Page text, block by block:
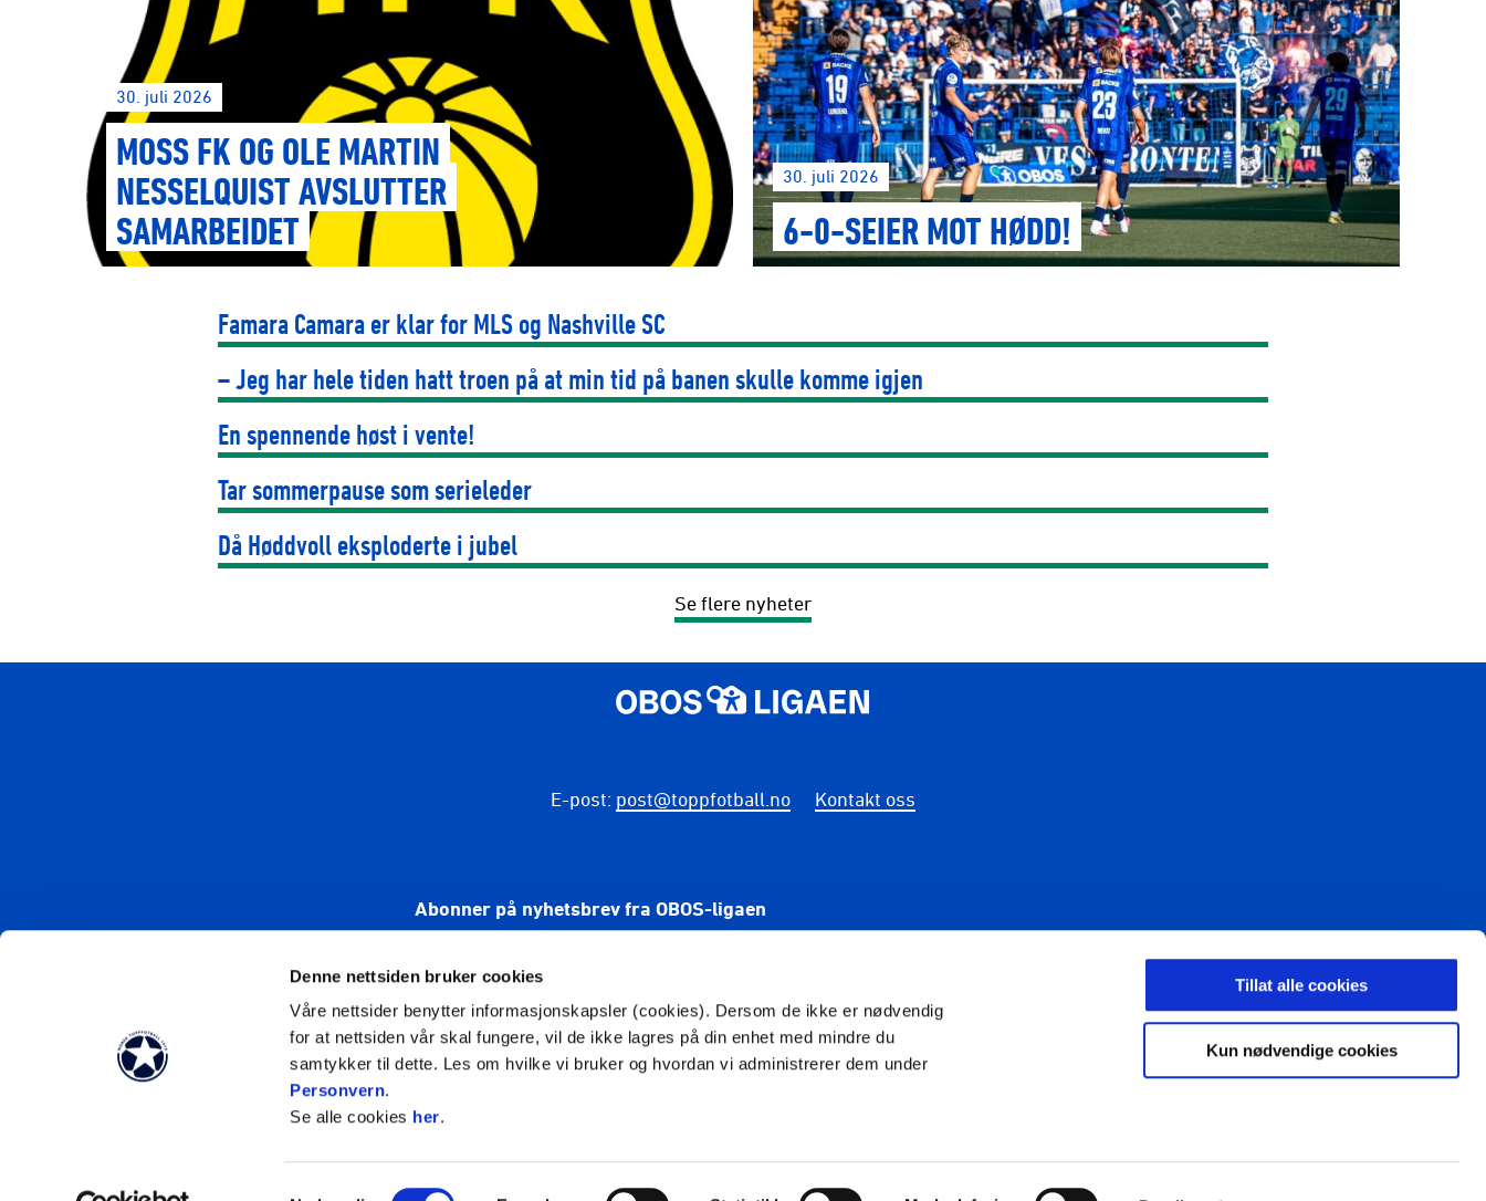
Denne nettsiden bruker cookies
Våre nettsider benytter informasjonskapsler (cookies). Dersom de ikke er nødvendig
for at nettsiden vår skal fungere, vil de ikke lagres på din enhet med mindre du
samtykker til dette. Les om hvilke vi bruker og hvordan vi administrerer dem under
Personvern.
Se alle cookies her.
Samtykkevalg
Tillat alle cookies
Kun nødvendige cookies
30. juli 2026
MOSS FK OG OLE MARTIN
NESSELQUIST AVSLUTTER
SAMARBEIDET
30. juli 2026
6-0-SEIER MOT HØDD!
Famara Camara er klar for MLS og Nashville SC
– Jeg har hele tiden hatt troen på at min tid på banen skulle komme igjen
En spennende høst i vente!
Tar sommerpause som serieleder
Då Høddvoll eksploderte i jubel
Se flere nyheter
E-post: post@toppfotball.no Kontakt oss
Abonner på nyhetsbrev fra OBOS-ligaen